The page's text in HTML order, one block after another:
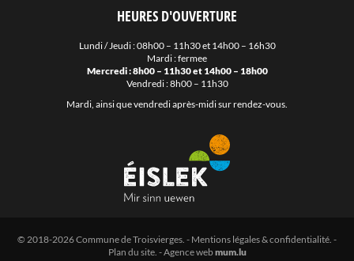
HEURES D'OUVERTURE
Lundi / Jeudi : 08h00 – 11h30 et 14h00 – 16h30
Mardi : fermee
Mercredi : 8h00 – 11h30 et 14h00 – 18h00
Vendredi : 8h00 – 11h30
Mardi, ainsi que vendredi après-midi sur rendez-vous.
© 2018-2026 Commune de Troisvierges. - Mentions légales & confidentialité. -
Plan du site. -Agence webmum.lu